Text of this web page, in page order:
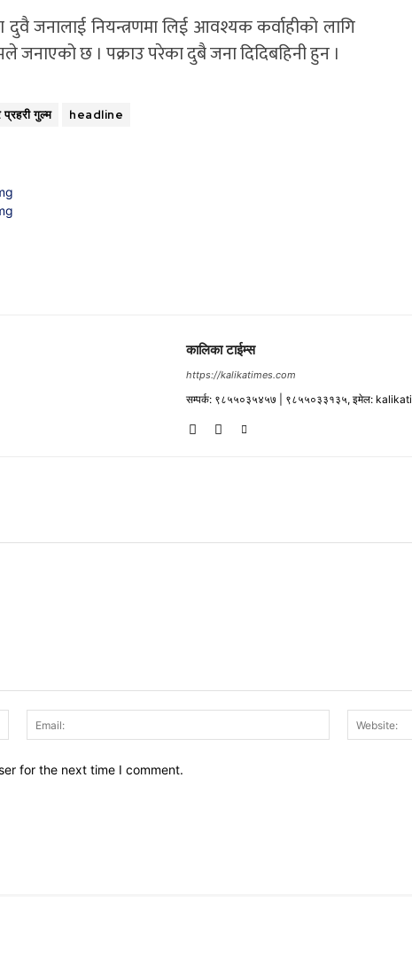
जनालाई नियन्त्रणमा लिई आवश्यक कर्वाहीको लागि
जनाएको छ । पक्राउ परेका दुबै जना दिदिबहिनी हुन ।
गुल्म headline
कालिका टाईम्स
https://kalikatimes.com
सम्पर्क: ९८५५०३५४५७ | ९८५५०३३१३५, इमेल:
Name:
Email:
for the next time I comment.